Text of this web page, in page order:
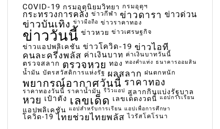
COVID-19 กรมอุตุนิยมวิทยา กรมอุตุฯ
กระทรวงการคลัง ข่าวกีฬา ข่าวดารา ข่าวด่วน
ข่าวบันเทิง ข่าวมือถือ ข่าวราคาทอง
ข่าววันนี้ ข่าวหวย ข่าวเศรษฐกิจ
ข่าวแอปพลิเคชัน ข่าวโควิด-19 ข่าวไอที
คนละครึ่งพลัส ค่าเงินบาท ค่าเงินบาทวันนี้
ตรวจสลาก ตรวจหวย ทอง ทองคำแท่ง ธนาคารออมสิน
น้ำมัน บัตรสวัสดิการแห่งรัฐ ผลสลาก ฝนตกหนัก
พยากรณ์อากาศวันนี้ ราคาทอง
ราคาทองวันนี้ ราคาน้ำมัน รีวิวแอป สลากกินแบ่งรัฐบาล
หวย เป๋าตัง เลขเด็ด เลขเด็ดงวดนี้ แอปการเรียน
แอปพลิเคชัน แอปสำหรับการเรียน แอปเพื่อการศึกษา
โควิด-19 ไทยช่วยไทยพลัส ไวรัสโคโรนา